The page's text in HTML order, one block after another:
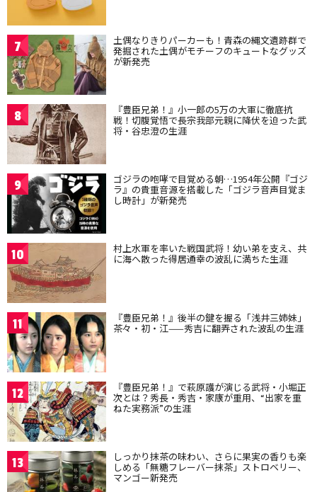
7 土偶なりきりパーカーも！青森の縄文遺跡群で
発掘された土偶がモチーフのキュートなグッズ
が新発売
8 『豊臣兄弟！』小一郎の5万の大軍に徹底抗
戦！切腹覚悟で長宗我部元親に降伏を迫った武
将・谷忠澄の生涯
9 ゴジラの咆哮で目覚める朝…1954年公開『ゴジ
ラ』の貴重音源を搭載した「ゴジラ音声目覚ま
し時計」が新発売
10 村上水軍を率いた戦国武将！幼い弟を支え、共
に海へ散った得居通幸の波乱に満ちた生涯
11 『豊臣兄弟！』後半の鍵を握る「浅井三姉妹」
茶々・初・江——秀吉に翻弄された波乱の生涯
12 『豊臣兄弟！』で萩原護が演じる武将・小堀正
次とは？秀長・秀吉・家康が重用、“出家を重
ねた実務派”の生涯
13 しっかり抹茶の味わい、さらに果実の香りも楽
しめる「無糖フレーバー抹茶」ストロベリー、
マンゴー新発売